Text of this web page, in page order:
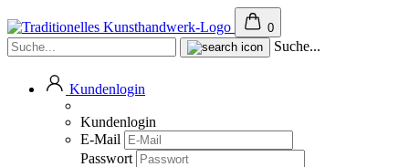
0
Suche...
Kundenlogin
Kundenlogin
E-Mail
Passwort